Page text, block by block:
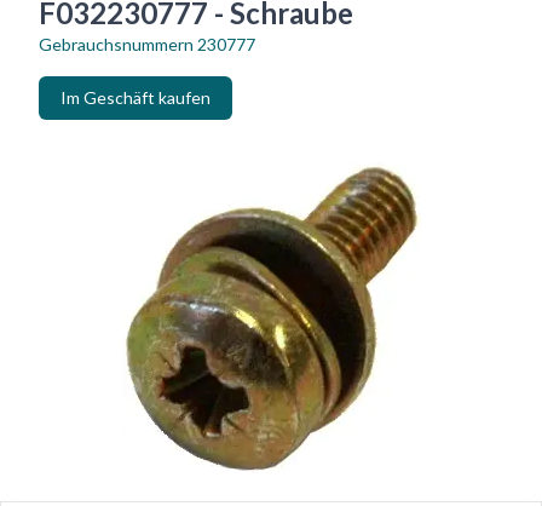
F032230777 - Schraube
Gebrauchsnummern 230777
Im Geschäft kaufen